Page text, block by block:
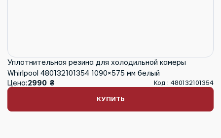
Уплотнительная резина для холодильной камеры
Whirlpool 480132101354 1090×575 мм белый
Цена:2990 ₴ Код : 480132101354
КУПИТЬ